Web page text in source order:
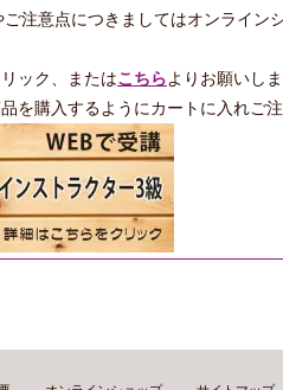
注意点につきましてはオンライン
ック、またはこちらよりお願いし
を購入するようにカートに入れご